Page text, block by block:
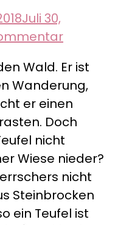
Juli 30,
zu
–
Wo
der
Teufel
ein
hielt
Wald. Er ist
Wanderung,
er einen
Doch
nicht
Wiese nieder?
nicht
Steinbrocken
ein Teufel ist